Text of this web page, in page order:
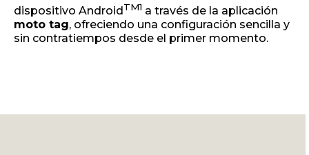
dispositivo Android TM1 a través de la aplicación
moto tag, ofreciendo una configuración sencilla y
sin contratiempos desde el primer momento.